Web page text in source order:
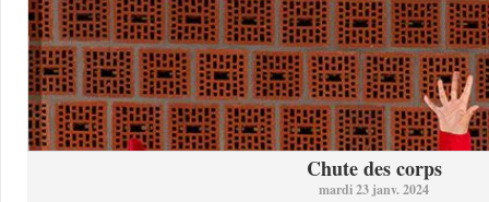
Chute des corps
mardi 23 janv. 2024